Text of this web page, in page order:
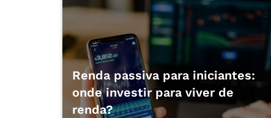
Renda passiva para iniciantes:
onde investir para viver de
renda?